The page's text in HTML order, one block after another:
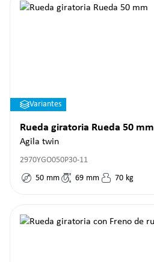
Variantes
Rueda giratoria Rueda 50 mm
Agila twin
2970YGO050P30-11
50 mm 69 mm 70 kg